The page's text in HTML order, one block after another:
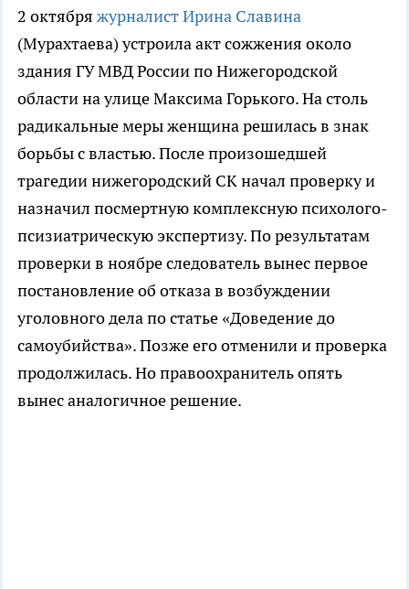
2 октября журналист Ирина Славина
(Мурахтаева) устроила акт сожжения около
здания ГУ МВД России по Нижегородской
области на улице Максима Горького. На столь
радикальные меры женщина решилась в знак
борьбы с властью. После произошедшей
трагедии нижегородский СК начал проверку и
назначил посмертную комплексную психолого-
псизиатрическую экспертизу. По результатам
проверки в ноябре следователь вынес первое
постановление об отказа в возбуждении
уголовного дела по статье «Доведение до
самоубийства». Позже его отменили и проверка
продолжилась. Но правоохранитель опять
вынес аналогичное решение.